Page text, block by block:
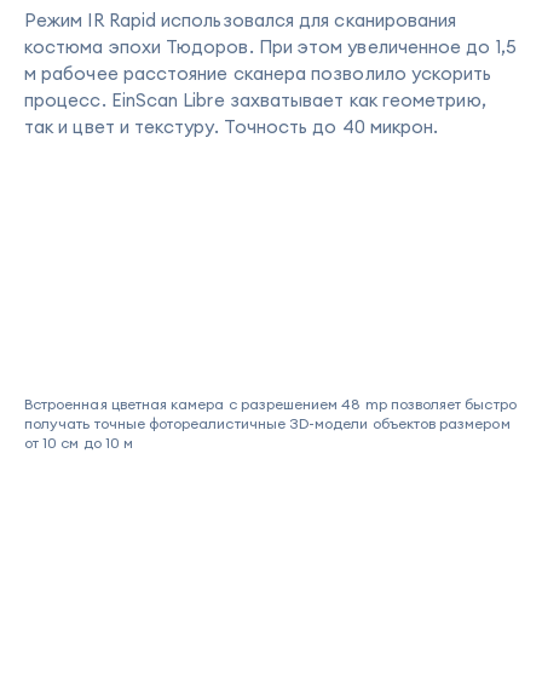
Режим IR Rapid использовался для сканирования
костюма эпохи Тюдоров. При этом увеличенное до 1,5
м рабочее расстояние сканера позволило ускорить
процесс. EinScan Libre захватывает как геометрию,
так и цвет и текстуру. Точность до 40 микрон.
Встроенная цветная камера с разрешением 48 mp позволяет быстро
получать точные фотореалистичные 3D-модели объектов размером
от 10 см до 10 м